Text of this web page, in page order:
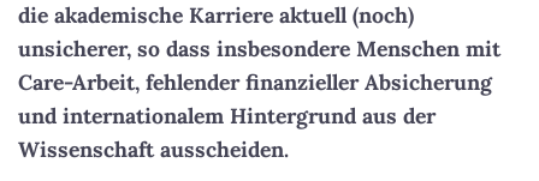
die akademische Karriere aktuell (noch)
unsicherer, so dass insbesondere Menschen mit
Care-Arbeit, fehlender finanzieller Absicherung
und internationalem Hintergrund aus der
Wissenschaft ausscheiden.